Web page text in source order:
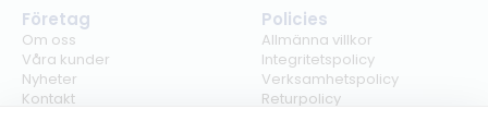
Företag
Om oss
Våra kunder
Nyheter
Kontakt
Policies
Allmänna villkor
Integritetspolicy
Verksamhetspolicy
Returpolicy